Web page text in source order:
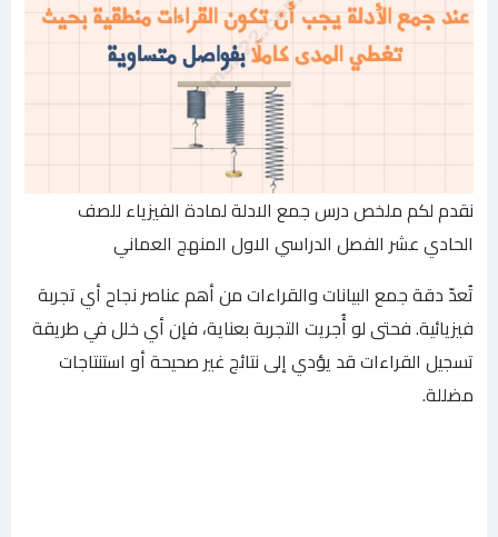
نقدم لكم ملخص درس جمع الادلة لمادة الفيزياء للصف
الحادي عشر الفصل الدراسي الاول المنهج العماني
تُعدّ دقة جمع البيانات والقراءات من أهم عناصر نجاح أي تجربة
فيزيائية. فحتى لو أُجريت التجربة بعناية، فإن أي خلل في طريقة
تسجيل القراءات قد يؤدي إلى نتائج غير صحيحة أو استنتاجات
مضللة.